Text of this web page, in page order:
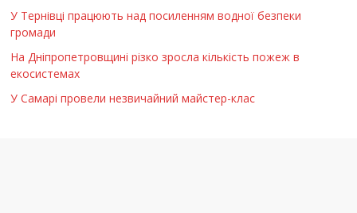
У Тернівці працюють над посиленням водної безпеки
громади
На Дніпропетровщині різко зросла кількість пожеж в
екосистемах
У Самарі провели незвичайний майстер-клас